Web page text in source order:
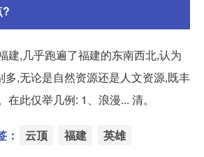
?
建,几乎跑遍了福建的东南西北,认为
多,无论是自然资源还是人文资源,既丰
此仅举几例: 1、浪漫... 清。
： 云顶 福建 英雄